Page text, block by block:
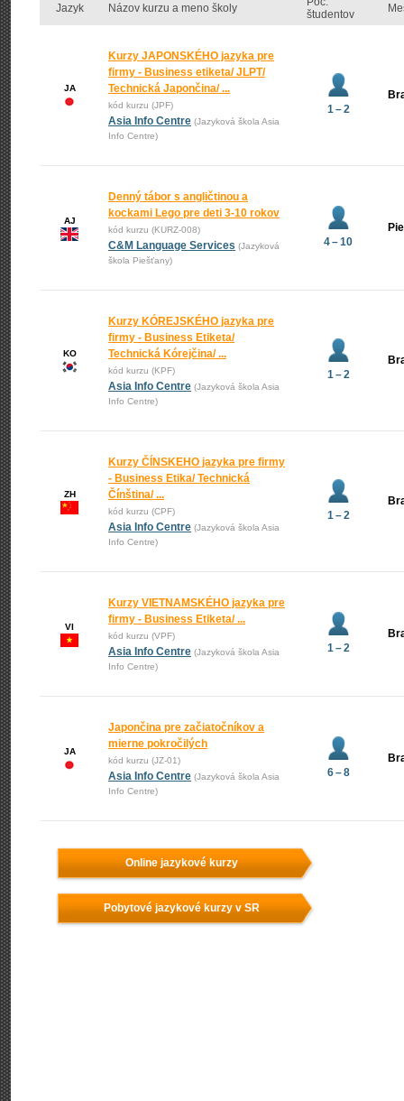
Jazyk Názov kurzu a meno školy
študentov
JA
Kurzy JAPONSKÉHO jazyka pre
firmy - Business etiketa/ JLPT/
Technická Japončina/ ...
kód kurzu (JPF)
Asia Info Centre (Jazyková škola Asia
Info Centre)
1 – 2
AJ
Denný tábor s angličtinou a
kockami Lego pre deti 3-10 rokov
kód kurzu (KURZ-008)
C&M Language Services (Jazyková
škola Piešťany)
4 – 10
KO
Kurzy KÓREJSKÉHO jazyka pre
firmy - Business Etiketa/
Technická Kórejčina/ ...
kód kurzu (KPF)
Asia Info Centre (Jazyková škola Asia
Info Centre)
1 – 2
ZH
Kurzy ČÍNSKEHO jazyka pre firmy
- Business Etika/ Technická
Čínština/ ...
kód kurzu (CPF)
Asia Info Centre (Jazyková škola Asia
Info Centre)
1 – 2
VI
Kurzy VIETNAMSKÉHO jazyka pre
firmy - Business Etiketa/ ...
kód kurzu (VPF)
Asia Info Centre (Jazyková škola Asia
Info Centre)
1 – 2
JA
Japončina pre začiatočníkov a
mierne pokročilých
kód kurzu (JZ-01)
Asia Info Centre (Jazyková škola Asia
Info Centre)
6 – 8
Online jazykové kurzy
Pobytové jazykové kurzy v SR